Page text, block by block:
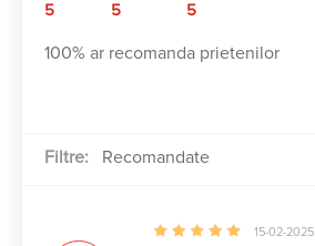
5 5 5
100% ar recomanda prietenilor
Filtre:
15-02-2025